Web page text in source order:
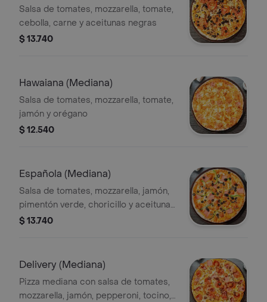
Salsa de tomates, mozzarella, tomate,
cebolla, carne y aceitunas negras
$ 13.740
Hawaiana (Mediana)
Salsa de tomates, mozzarella, tomate,
jamón y orégano
$ 12.540
Española (Mediana)
Salsa de tomates, mozzarella, jamón,
pimentón verde, choricillo y aceitunas
negras
$ 13.740
Delivery (Mediana)
Pizza mediana con salsa de tomates,
mozzarella, jamón, pepperoni, tocino,